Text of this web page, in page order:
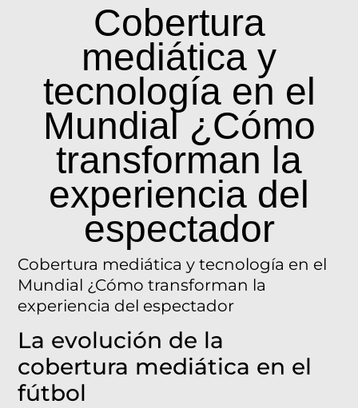
Cobertura
mediática y
tecnología en el
Mundial ¿Cómo
transforman la
experiencia del
espectador
Cobertura mediática y tecnología en el
Mundial ¿Cómo transforman la
experiencia del espectador
La evolución de la
cobertura mediática en el
fútbol